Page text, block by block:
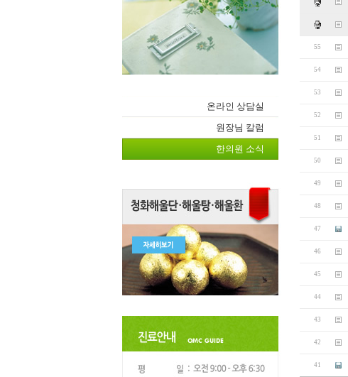
온라인 상담실
원장님 칼럼
한의원 소식
55
54
53
52
51
50
49
48
47
46
45
44
43
42
41